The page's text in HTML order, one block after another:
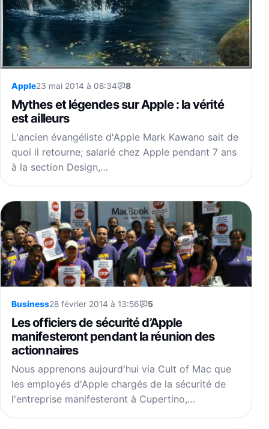
Apple23 mai 2014 à 08:34 8
Mythes et légendes sur Apple : la vérité
est ailleurs
L'ancien évangéliste d'Apple Mark Kawano sait de
quoi il retourne; salarié chez Apple pendant 7 ans
à la section Design,…
Business28 février 2014 à 13:56 5
Les officiers de sécurité d’Apple
manifesteront pendant la réunion des
actionnaires
Nous apprenons aujourd'hui via Cult of Mac que
les employés d'Apple chargés de la sécurité de
l'entreprise manifesteront à Cupertino,…